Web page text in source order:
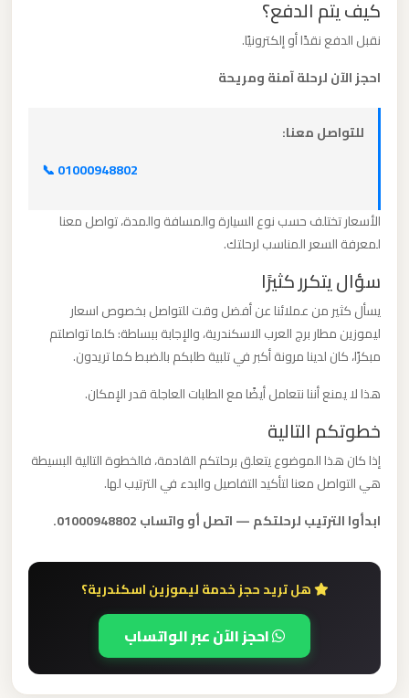
كيف يتم الدفع؟
نقبل الدفع نقدًا أو إلكترونيًا.
احجز الآن لرحلة آمنة ومريحة
للتواصل معنا:
📞 01000948802
الأسعار تختلف حسب نوع السيارة والمسافة والمدة، تواصل معنا
لمعرفة السعر المناسب لرحلتك.
سؤال يتكرر كثيرًا
يسأل كثير من عملائنا عن أفضل وقت للتواصل بخصوص اسعار
ليموزين مطار برج العرب الاسكندرية، والإجابة ببساطة: كلما تواصلتم
مبكرًا، كان لدينا مرونة أكبر في تلبية طلبكم بالضبط كما تريدون.
هذا لا يمنع أننا نتعامل أيضًا مع الطلبات العاجلة قدر الإمكان.
خطوتكم التالية
إذا كان هذا الموضوع يتعلق برحلتكم القادمة، فالخطوة التالية البسيطة
هي التواصل معنا لتأكيد التفاصيل والبدء في الترتيب لها.
ابدأوا الترتيب لرحلتكم — اتصل أو واتساب 01000948802.
هل تريد حجز خدمة ليموزين اسكندرية؟
احجز الآن عبر الواتساب
العرب
والإسكندرية
ليموزين
مرسي
مطروح
ليموزين
مطار
العرب
الدولي
ليموزين
الاسكندرية
مطار
برج